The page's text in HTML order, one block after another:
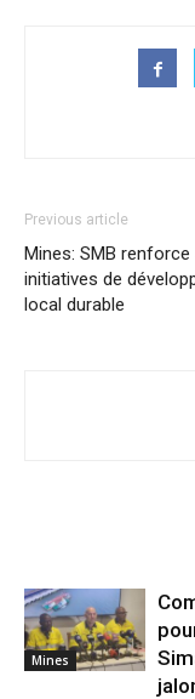
Previous article
Mines: SMB renforce
initiatives de
local durable
Mines